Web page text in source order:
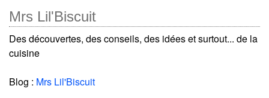
Mrs Lil'Biscuit
Des découvertes, des conseils, des idées et surtout... de la
cuisine
Blog : Mrs Lil'Biscuit